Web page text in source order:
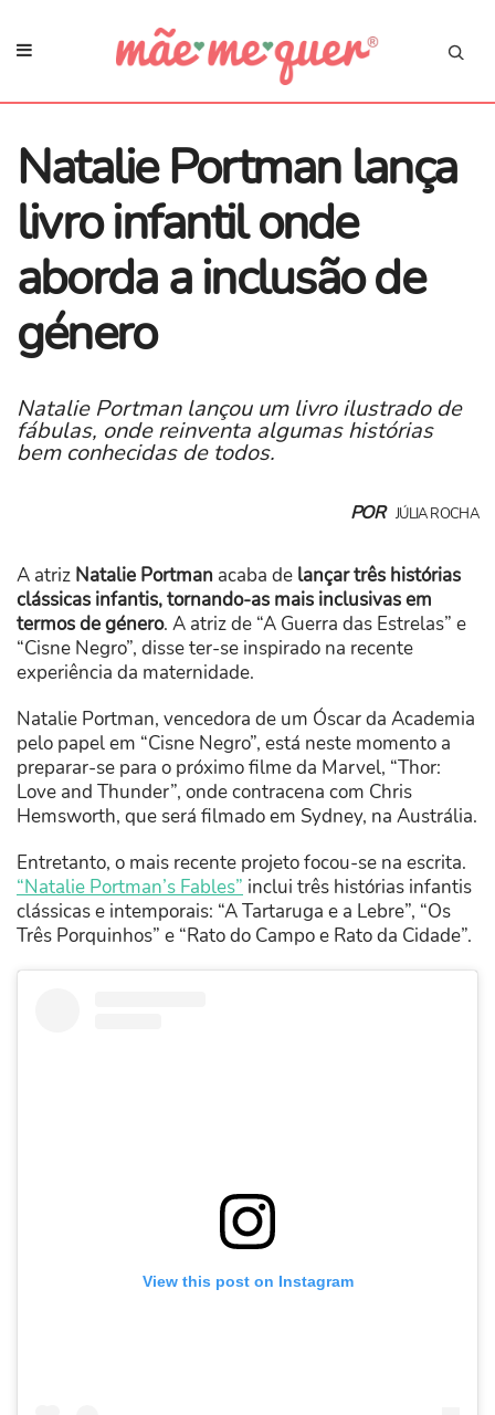
Natalie Portman lança
livro infantil onde
aborda a inclusão de
género
Natalie Portman lançou um livro ilustrado de
fábulas, onde reinventa algumas histórias
bem conhecidas de todos.
POR JÚLIA ROCHA
A atriz Natalie Portman acaba de lançar três histórias
clássicas infantis, tornando-as mais inclusivas em
termos de género. A atriz de “A Guerra das Estrelas” e
“Cisne Negro”, disse ter-se inspirado na recente
experiência da maternidade.
Natalie Portman, vencedora de um Óscar da Academia
pelo papel em “Cisne Negro”, está neste momento a
preparar-se para o próximo filme da Marvel, “Thor:
Love and Thunder”, onde contracena com Chris
Hemsworth, que será filmado em Sydney, na Austrália.
Entretanto, o mais recente projeto focou-se na escrita.
“Natalie Portman’s Fables” inclui três histórias infantis
clássicas e intemporais: “A Tartaruga e a Lebre”, “Os
Três Porquinhos” e “Rato do Campo e Rato da Cidade”.
View this post on Instagram